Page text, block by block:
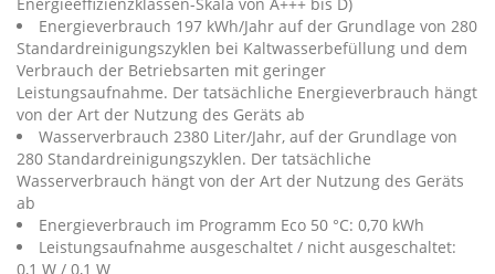
Energieverbrauch 197 kWh/Jahr auf der Grundlage von 280
Standardreinigungszyklen bei Kaltwasserbefüllung und dem
Verbrauch der Betriebsarten mit geringer
Leistungsaufnahme. Der tatsächliche Energieverbrauch hängt
von der Art der Nutzung des Geräts ab
Wasserverbrauch 2380 Liter/Jahr, auf der Grundlage von
280 Standardreinigungszyklen. Der tatsächliche
Wasserverbrauch hängt von der Art der Nutzung des Geräts
ab
Energieverbrauch im Programm Eco 50 °C: 0,70 kWh
Leistungsaufnahme ausgeschaltet / nicht ausgeschaltet:
0,1 W / 0,1 W